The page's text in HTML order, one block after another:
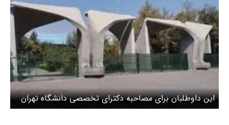
این داوطلبان برای مصاحبه دکترای تخصصی دانشگاه تهران
مراجعه کنند + روند ثبت‌نام و لینک